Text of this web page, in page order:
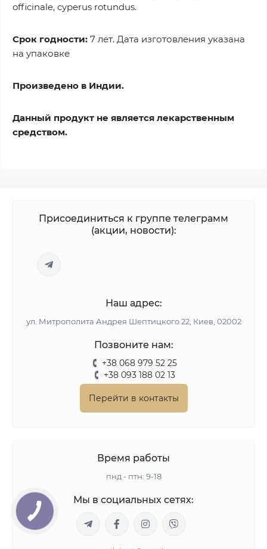
officinale, cyperus rotundus.
Срок годности: 7 лет. Дата изготовления указана
на упаковке
Произведено в Индии.
Данный продукт не является лекарственным
средством.
Присоединиться к группе телеграмм
(акции, новости):
Наш адрес:
ул. Митрополита Андрея Шептицкого 22, Киев, 02002
Позвоните нам:
+38 068 979 52 25
+38 093 188 02 13
Перейти в контакты
Время работы
пнд - птн: 9-18
Мы в социальных сетях: